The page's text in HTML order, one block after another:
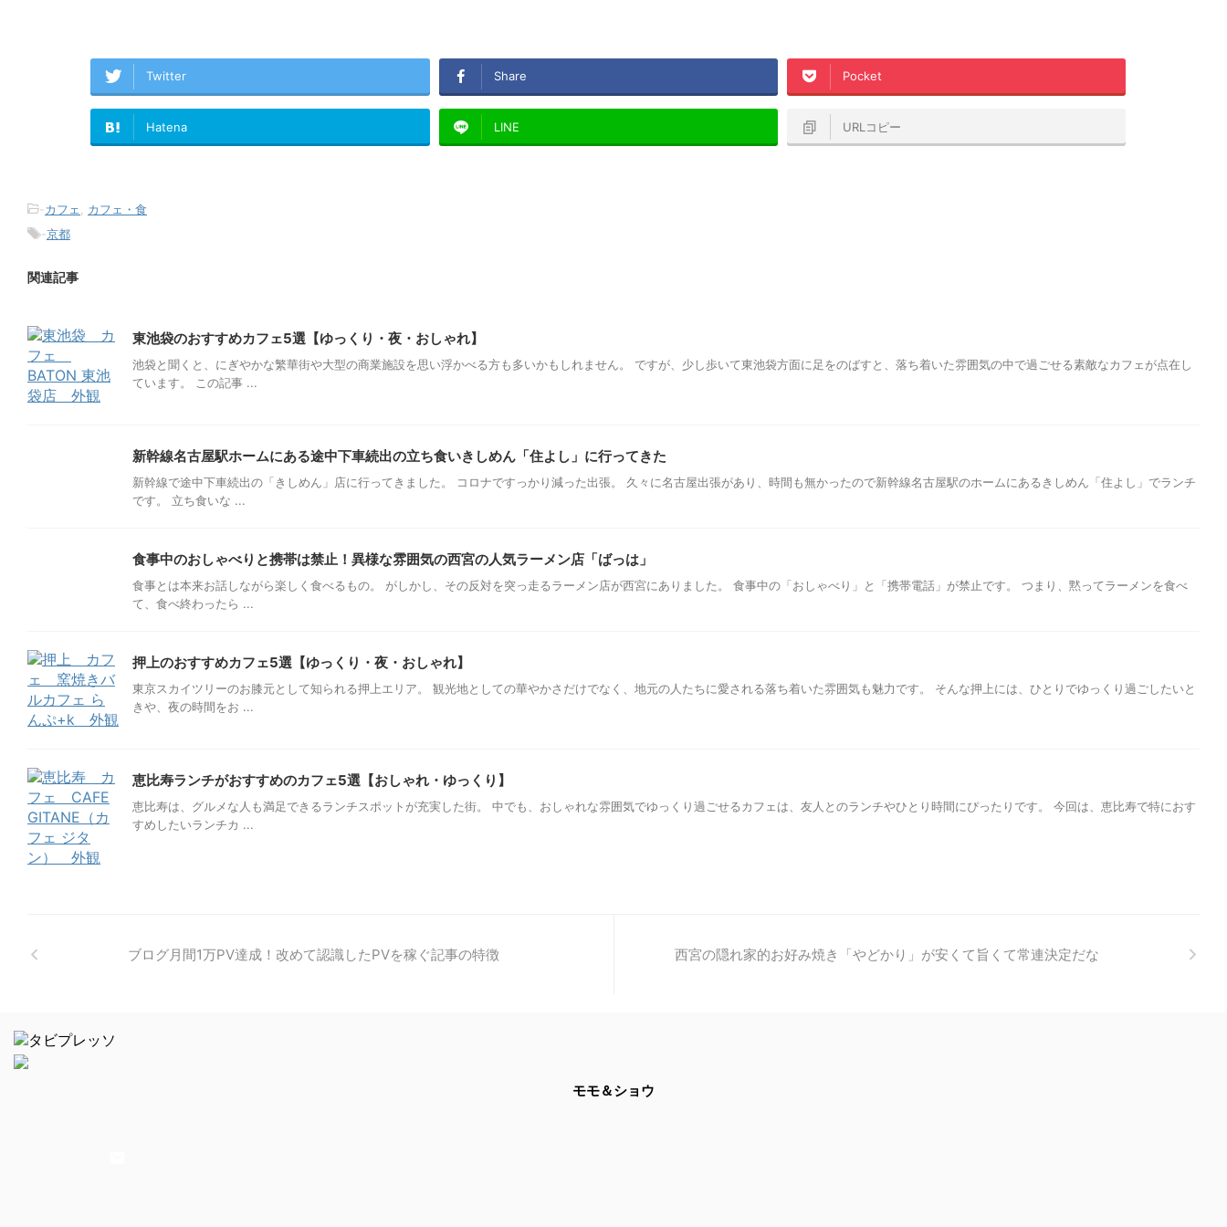
Twitter Share Pocket
Hatena LINE URLコピー
-カフェ
カフェ・食
-京都
関連記事
東池袋のおすすめカフェ5選【ゆっくり・夜・おしゃれ】
池袋と聞くと、にぎやかな繁華街や大型の商業施設を思い浮かべる方も多いかもしれません。 ですが、少し歩いて東池袋方面に足をのばすと、落ち着いた雰囲気の中で過ごせる素敵なカフェが点在し
ています。 この記事 ...
新幹線名古屋駅ホームにある途中下車続出の立ち食いきしめん「住よし」に行ってきた
新幹線で途中下車続出の「きしめん」店に行ってきました。 コロナですっかり減った出張。 久々に名古屋出張があり、時間も無かったので新幹線名古屋駅のホームにあるきしめん「住よし」でランチ
です。 立ち食いな ...
食事中のおしゃべりと携帯は禁止！異様な雰囲気の西宮の人気ラーメン店「ばっは」
食事とは本来お話しながら楽しく食べるもの。 がしかし、その反対を突っ走るラーメン店が西宮にありました。 食事中の「おしゃべり」と「携帯電話」が禁止です。 つまり、黙ってラーメンを食べ
て、食べ終わったら ...
押上のおすすめカフェ5選【ゆっくり・夜・おしゃれ】
東京スカイツリーのお膝元として知られる押上エリア。 観光地としての華やかさだけでなく、地元の人たちに愛される落ち着いた雰囲気も魅力です。 そんな押上には、ひとりでゆっくり過ごしたいと
きや、夜の時間をお ...
恵比寿ランチがおすすめのカフェ5選【おしゃれ・ゆっくり】
恵比寿は、グルメな人も満足できるランチスポットが充実した街。 中でも、おしゃれな雰囲気でゆっくり過ごせるカフェは、友人とのランチやひとり時間にぴったりです。 今回は、恵比寿で特におす
すめしたいランチカ ...
ブログ月間1万PV達成！改めて認識したPVを稼ぐ記事の特徴 西宮の隠れ家的お好み焼き「やどかり」が安くて旨くて常連決定だな
モモ＆ショウ